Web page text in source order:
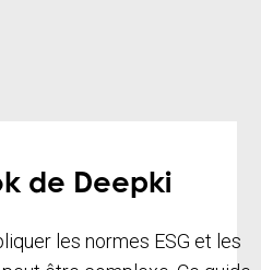
de Deepki
les normes ESG et les